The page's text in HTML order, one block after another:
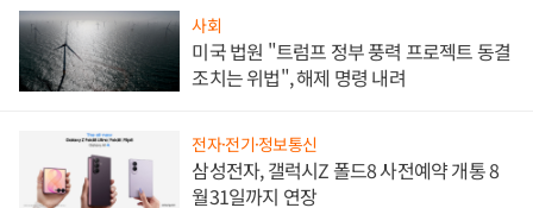
사회
미국 법원 "트럼프 정부 풍력 프로젝트 동결
조치는 위법", 해제 명령 내려
전자·전기·정보통신
삼성전자, 갤럭시Z 폴드8 사전예약 개통 8
월31일까지 연장